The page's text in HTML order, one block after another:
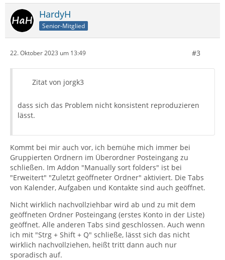
HardyH
Senior-Mitglied
22. Oktober 2023 um 13:49 #3
Zitat von jorgk3
dass sich das Problem nicht konsistent reproduzieren
lässt.
Kommt bei mir auch vor, ich bemühe mich immer bei
Gruppierten Ordnern im Überordner Posteingang zu
schließen. Im Addon "Manually sort folders" ist bei
"Erweitert" "Zuletzt geöffneter Ordner" aktiviert. Die Tabs
von Kalender, Aufgaben und Kontakte sind auch geöffnet.
Nicht wirklich nachvollziehbar wird ab und zu mit dem
geöffneten Ordner Posteingang (erstes Konto in der Liste)
geöffnet. Alle anderen Tabs sind geschlossen. Auch wenn
ich mit "Strg + Shift + Q" schließe, lässt sich das nicht
wirklich nachvollziehen, heißt tritt dann auch nur
sporadisch auf.